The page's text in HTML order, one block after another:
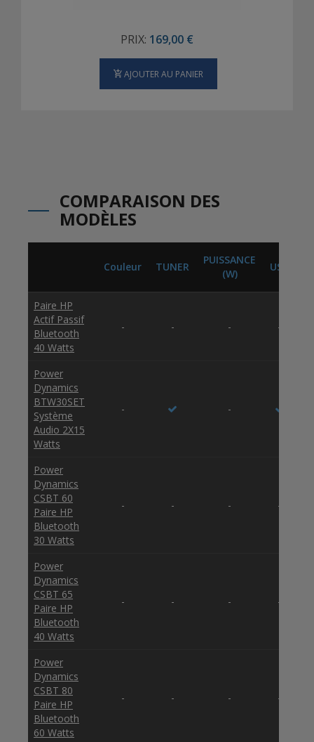
PRIX: 169,00 €
AJOUTER AU PANIER
COMPARAISON DES
MODÈLES
Couleur TUNER
PUISSANCE
(W)
USB
Paire HP
Actif Passif
Bluetooth
40 Watts
- - - -
Power
Dynamics
BTW30SET
Système
Audio 2X15
Watts
- -
Power
Dynamics
CSBT 60
Paire HP
Bluetooth
30 Watts
- - - -
Power
Dynamics
CSBT 65
Paire HP
Bluetooth
40 Watts
- - - -
Power
Dynamics
CSBT 80
Paire HP
Bluetooth
60 Watts
- - - -